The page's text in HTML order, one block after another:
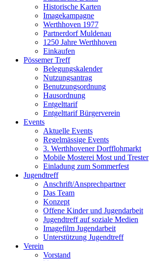
Historische Karten
Imagekampagne
Werthhoven 1977
Partnerdorf Muldenau
1250 Jahre Werthhoven
Einkaufen
Pössemer Treff
Belegungskalender
Nutzungsantrag
Benutzungsordnung
Hausordnung
Entgelttarif
Entgelttarif Bürgerverein
Events
Aktuelle Events
Regelmässige Events
3. Werthhovener Dorfflohmarkt
Mobile Mosterei Most und Trester
Einladung zum Sommerfest
Jugendtreff
Anschrift/Ansprechpartner
Das Team
Konzept
Offene Kinder und Jugendarbeit
Jugendtreff auf soziale Medien
Imagefilm Jugendarbeit
Unterstützung Jugendtreff
Verein
Vorstand